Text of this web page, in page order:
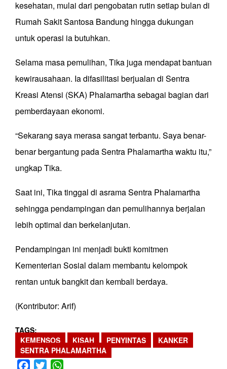
kesehatan, mulai dari pengobatan rutin setiap bulan di
Rumah Sakit Santosa Bandung hingga dukungan
untuk operasi ia butuhkan.
Selama masa pemulihan, Tika juga mendapat bantuan
kewirausahaan. Ia difasilitasi berjualan di Sentra
Kreasi Atensi (SKA) Phalamartha sebagai bagian dari
pemberdayaan ekonomi.
“Sekarang saya merasa sangat terbantu. Saya benar-
benar bergantung pada Sentra Phalamartha waktu itu,”
ungkap Tika.
Saat ini, Tika tinggal di asrama Sentra Phalamartha
sehingga pendampingan dan pemulihannya berjalan
lebih optimal dan berkelanjutan.
Pendampingan ini menjadi bukti komitmen
Kementerian Sosial dalam membantu kelompok
rentan untuk bangkit dan kembali berdaya.
(Kontributor: Arif)
TAGS
KEMENSOS
KISAH PENYINTAS
KANKER
SENTRA PHALAMARTHA
Facebook
Twitter